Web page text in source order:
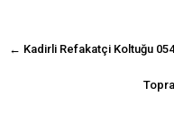
navigasyon
← Kadirli Refakatçi Koltuğu